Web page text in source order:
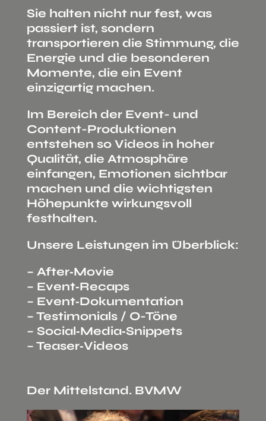
Sie halten nicht nur fest, was
passiert ist, sondern
transportieren die Stimmung, die
Energie und die besonderen
Momente, die ein Event
einzigartig machen.
Im Bereich der Event- und
Content-Produktionen
entstehen so Videos in hoher
Qualität, die Atmosphäre
einfangen, Emotionen sichtbar
machen und die wichtigsten
Höhepunkte wirkungsvoll
festhalten.
Unsere Leistungen im Überblick:
– After‑Movie
– Event‑Recaps
– Event‑Dokumentation
– Testimonials / O-Töne
– Social‑Media‑Snippets
– Teaser‑Videos
Der Mittelstand. BVMW